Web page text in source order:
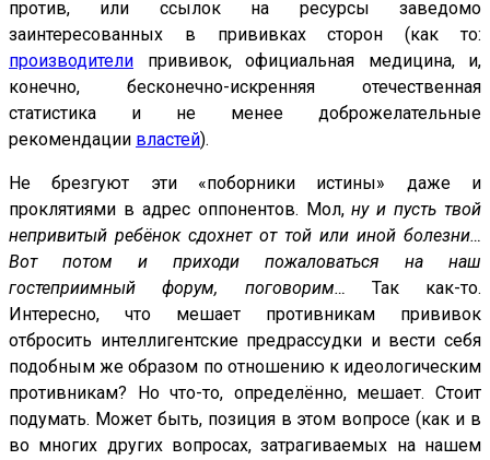
против, или ссылок на ресурсы заведомо
заинтересованных в прививках сторон (как то:
производители прививок, официальная медицина, и,
конечно, бесконечно-искренняя отечественная
статистика и не менее доброжелательные
рекомендации властей).
Не брезгуют эти «поборники истины» даже и
проклятиями в адрес оппонентов. Мол,ну и пусть твой
непривитый ребёнок сдохнет от той или иной болезни…
Вот потом и приходи пожаловаться на наш
гостеприимный форум, поговорим… Так как-то.
Интересно, что мешает противникам прививок
отбросить интеллигентские предрассудки и вести себя
подобным же образом по отношению к идеологическим
противникам? Но что-то, определённо, мешает. Стоит
подумать. Может быть, позиция в этом вопросе (как и в
во многих других вопросах, затрагиваемых на нашем